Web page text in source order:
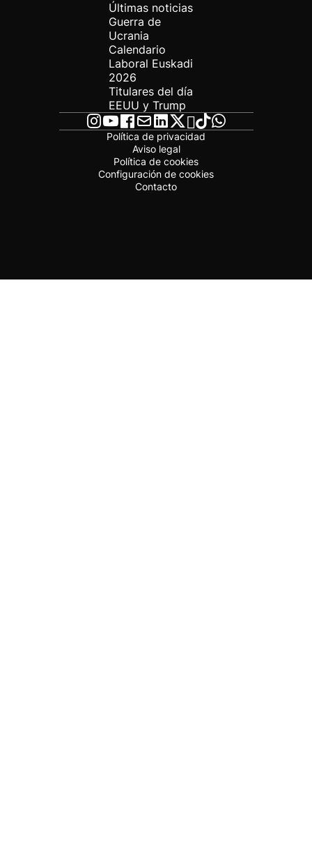
Últimas noticias
Guerra de
Ucrania
Calendario
Laboral Euskadi
2026
Titulares del día
EEUU y Trump
Política de privacidad
Aviso legal
Política de cookies
Configuración de cookies
Contacto